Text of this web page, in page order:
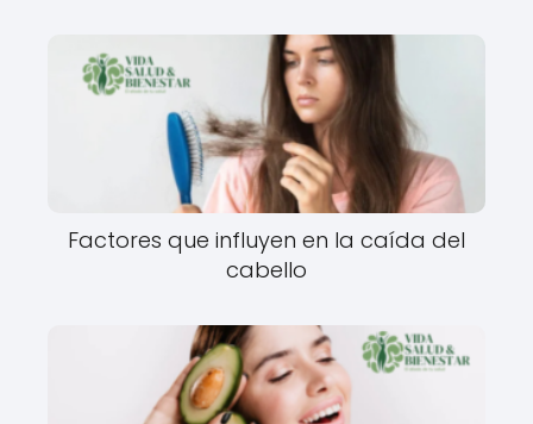
Factores que influyen en la caída del
cabello